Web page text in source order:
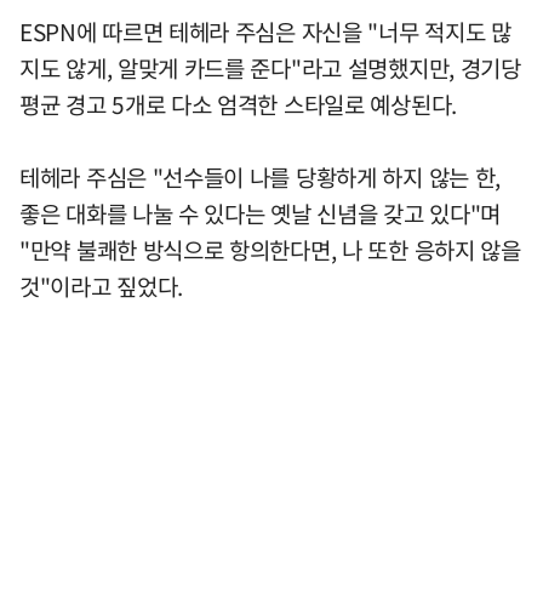
ESPN에 따르면 테헤라 주심은 자신을 "너무 적지도 많
지도 않게, 알맞게 카드를 준다"라고 설명했지만, 경기당
평균 경고 5개로 다소 엄격한 스타일로 예상된다.
테헤라 주심은 "선수들이 나를 당황하게 하지 않는 한,
좋은 대화를 나눌 수 있다는 옛날 신념을 갖고 있다"며
"만약 불쾌한 방식으로 항의한다면, 나 또한 응하지 않을
것"이라고 짚었다.